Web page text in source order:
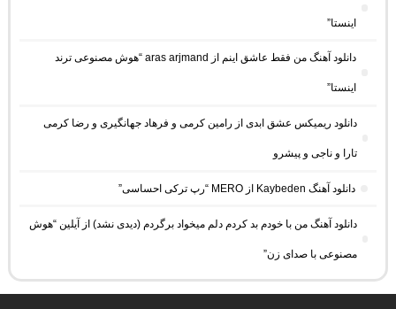
اینستا”
دانلود آهنگ من فقط عاشق اینم از aras arjmand “هوش مصنوعی ترند
اینستا”
دانلود ریمیکس عشق ابدی از رامین کرمی و فرهاد جهانگیری و رضا کرمی
تارا و ناجی و پیشرو
دانلود آهنگ Kaybeden از MERO “رپ ترکی احساسی”
دانلود آهنگ من با خودم بد کردم دلم میخواد برگردم (دیدی نشد) از آیلین “هوش
مصنوعی با صدای زن”